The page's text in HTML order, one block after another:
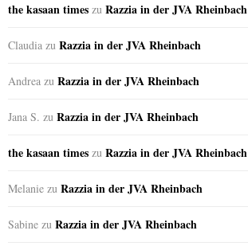
the kasaan times zu Razzia in der JVA Rheinbach
Claudia zu Razzia in der JVA Rheinbach
Andrea zu Razzia in der JVA Rheinbach
Jana S. zu Razzia in der JVA Rheinbach
the kasaan times zu Razzia in der JVA Rheinbach
Melanie zu Razzia in der JVA Rheinbach
Sabine zu Razzia in der JVA Rheinbach